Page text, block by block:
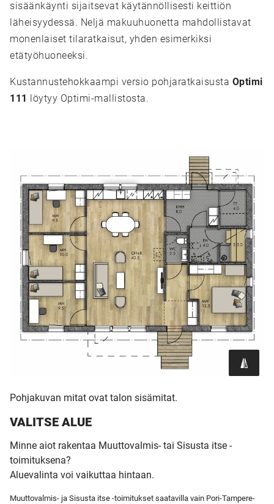
sisäänkäynti sijaitsevat käytännöllisesti keittiön
läheisyydessä. Neljä makuuhuonetta mahdollistavat
monenlaiset tilaratkaisut, yhden esimerkiksi
etätyöhuoneeksi.
Kustannustehokkaampi versio pohjaratkaisusta Optimi
111 löytyy Optimi-mallistosta.
Pohjakuvan mitat ovat talon sisämitat.
VALITSE ALUE
Minne aiot rakentaa Muuttovalmis- tai Sisusta itse -
toimituksena?
Aluevalinta voi vaikuttaa hintaan.
Muuttovalmis- ja Sisusta itse -toimitukset saatavilla vain Pori-Tampere-